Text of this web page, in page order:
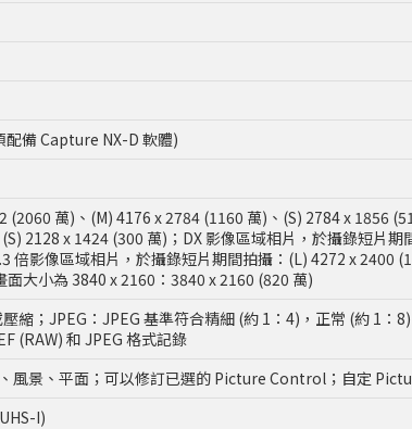
配備 Capture NX-D 軟體)
(2060 萬)、(M) 4176 x 2784 (1160 萬)、(S) 2784 x 1856
2128 x 1424 (300 萬)；DX 影像區域相片，於攝錄短片
倍影像區域相片，於攝錄短片期間拍攝：(L) 4272 x 2400
大小為 3840 x 2160：3840 x 2160 (820 萬)
縮；JPEG：JPEG 基準符合精細 (約 1：4)，正常 (約 1：
(RAW) 和 JPEG 格式記錄
風景、平面；可以修訂已選的 Picture Control；自定
I)